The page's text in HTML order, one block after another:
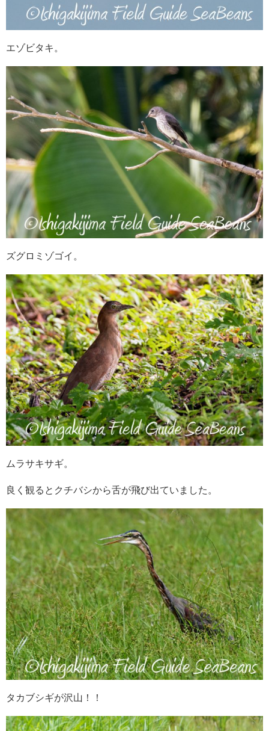
エゾビタキ。
ズグロミゾゴイ。
ムラサキサギ。
良く観るとクチバシから舌が飛び出ていました。
タカブシギが沢山！！